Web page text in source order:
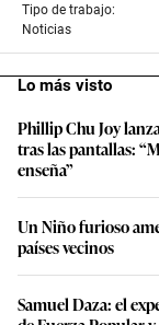
Tipo de trabajo:
Noticias
Lo más visto
Phillip Chu Joy
tras las pantallas:
enseña”
Un Niño furioso
países vecinos
Samuel Daza: el